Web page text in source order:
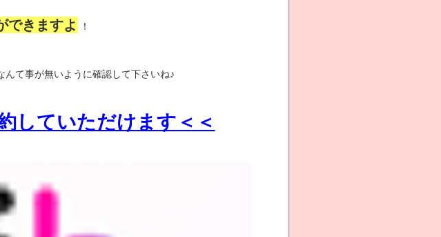
できますよ ！
て事が無いように確認して下さいね♪
していただけます＜＜